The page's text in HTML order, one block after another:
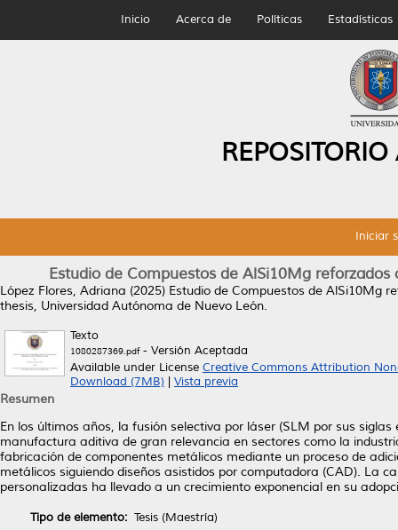
Inicio Acerca de Políticas Estadísticas
Iniciar
Estudio de Compuestos de AlSi10Mg
López Flores, Adriana (2025) Estudio de Compuestos de AlSi10Mg
thesis, Universidad Autónoma de Nuevo León.
Texto
1080287369.pdf- Versión Aceptada
Available under License Creative Commons Attribution
Download (7MB)
Vista previa
Resumen
En los últimos años, la fusión selectiva por láser (SLM por sus
manufactura aditiva de gran relevancia en sectores como la
fabricación de componentes metálicos mediante un proceso de
metálicos siguiendo diseños asistidos por computadora (CAD). La
personalizadas ha llevado a un crecimiento exponencial en su
Tipo de elemento: Tesis (Maestría)